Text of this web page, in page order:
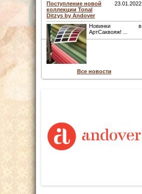
Поступление новой
коллекции Tonal
Ditzys by Andover
23.01.2022
Новинки в
АртСаквояж! ...
Все новости